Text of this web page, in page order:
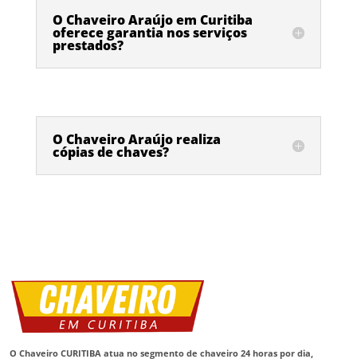
O Chaveiro Araújo em Curitiba
oferece garantia nos serviços
prestados?
O Chaveiro Araújo realiza
cópias de chaves?
O Chaveiro CURITIBA atua no segmento de chaveiro 24 horas por dia,